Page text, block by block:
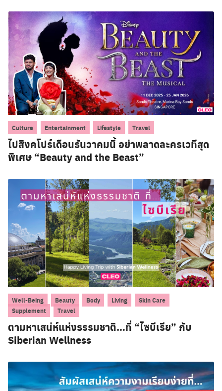
Culture Entertainment Lifestyle Travel
ไปสิงคโปร์เดือนธันวาคมนี้ อย่าพลาดละครเวทีสุด
พิเศษ “Beauty and the Beast”
Well-Being Beauty Body Living Skin Care
Supplement Travel
ตามหาเสน่ห์แห่งธรรมชาติ…ที่ “ไซบีเรีย” กับ
Siberian Wellness